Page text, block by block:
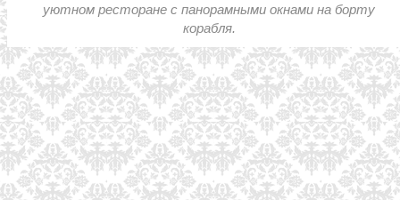
уютном ресторане с панорамными окнами на борту
корабля.